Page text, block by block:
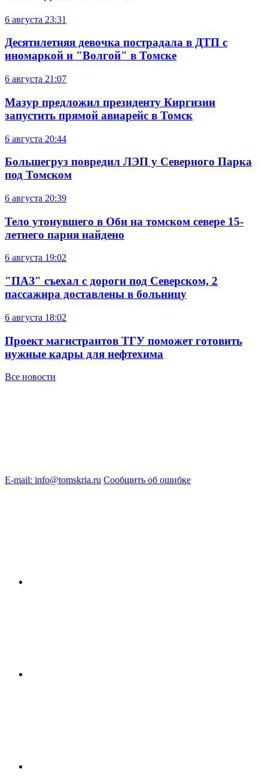
6 августа 23:31
Десятилетняя девочка пострадала в ДТП с
иномаркой и "Волгой" в Томске
6 августа 21:07
Мазур предложил президенту Киргизии
запустить прямой авиарейс в Томск
6 августа 20:44
Большегруз повредил ЛЭП у Северного Парка
под Томском
6 августа 20:39
Тело утонувшего в Оби на томском севере 15-
летнего парня найдено
6 августа 19:02
"ПАЗ" съехал с дороги под Северском, 2
пассажира доставлены в больницу
6 августа 18:02
Проект магистрантов ТГУ поможет готовить
нужные кадры для нефтехима
Все новости
E-mail: info@tomskria.ru Сообщить об ошибке